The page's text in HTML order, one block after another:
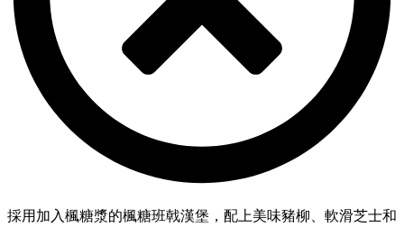
採用加入楓糖漿的楓糖班戟漢堡，配上美味豬柳、軟滑芝士和